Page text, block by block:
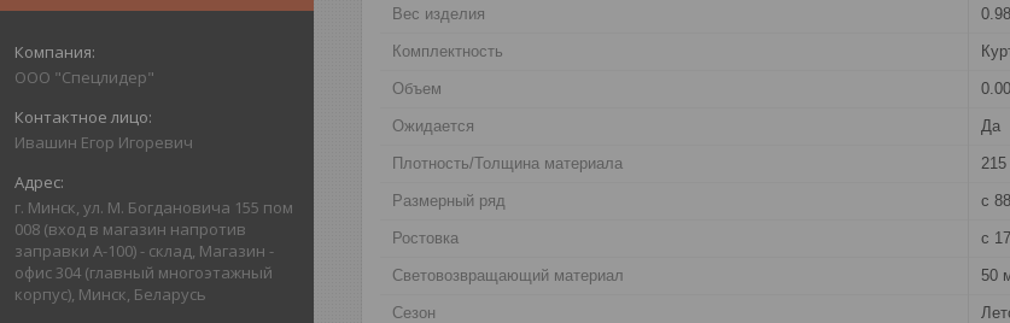
ООО "Спецлидер"
Ивашин Егор Игоревич
г. Минск, ул. М. Богдановича 155 пом
008 (вход в магазин напротив
заправки А-100) - склад, Магазин -
офис 304 (главный многоэтажный
корпус), Минск, Беларусь
Вес изделия
Комплектность
Объем
Ожидается Да
Плотность/Толщина материала 215
Размерный ряд с
Ростовка с
Световозвращающий материал 50
Сезон